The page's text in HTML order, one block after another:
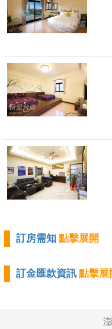
訂房需知 點擊展開
訂金匯款資訊 點擊展